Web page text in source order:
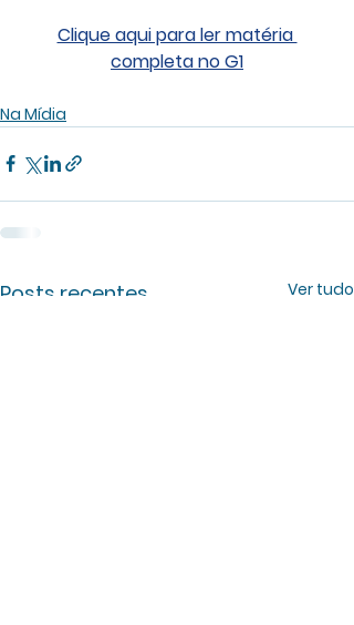
Clique aqui para ler matéria
completa no G1
Na Mídia
Posts recentes Ver tudo